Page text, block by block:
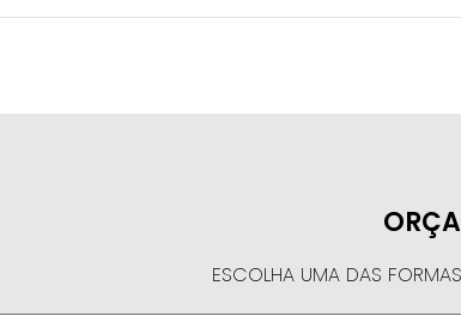
ESCOLHA UMA DAS